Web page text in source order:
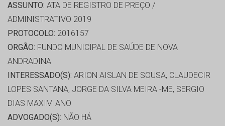
ASSUNTO: ATA DE REGISTRO DE PREÇO /
ADMINISTRATIVO 2019
PROTOCOLO: 2016157
ORGÃO: FUNDO MUNICIPAL DE SAÚDE DE NOVA
ANDRADINA
INTERESSADO(S): ARION AISLAN DE SOUSA, CLAUDECIR
LOPES SANTANA, JORGE DA SILVA MEIRA -ME, SERGIO
DIAS MAXIMIANO
ADVOGADO(S): NÃO HÁ